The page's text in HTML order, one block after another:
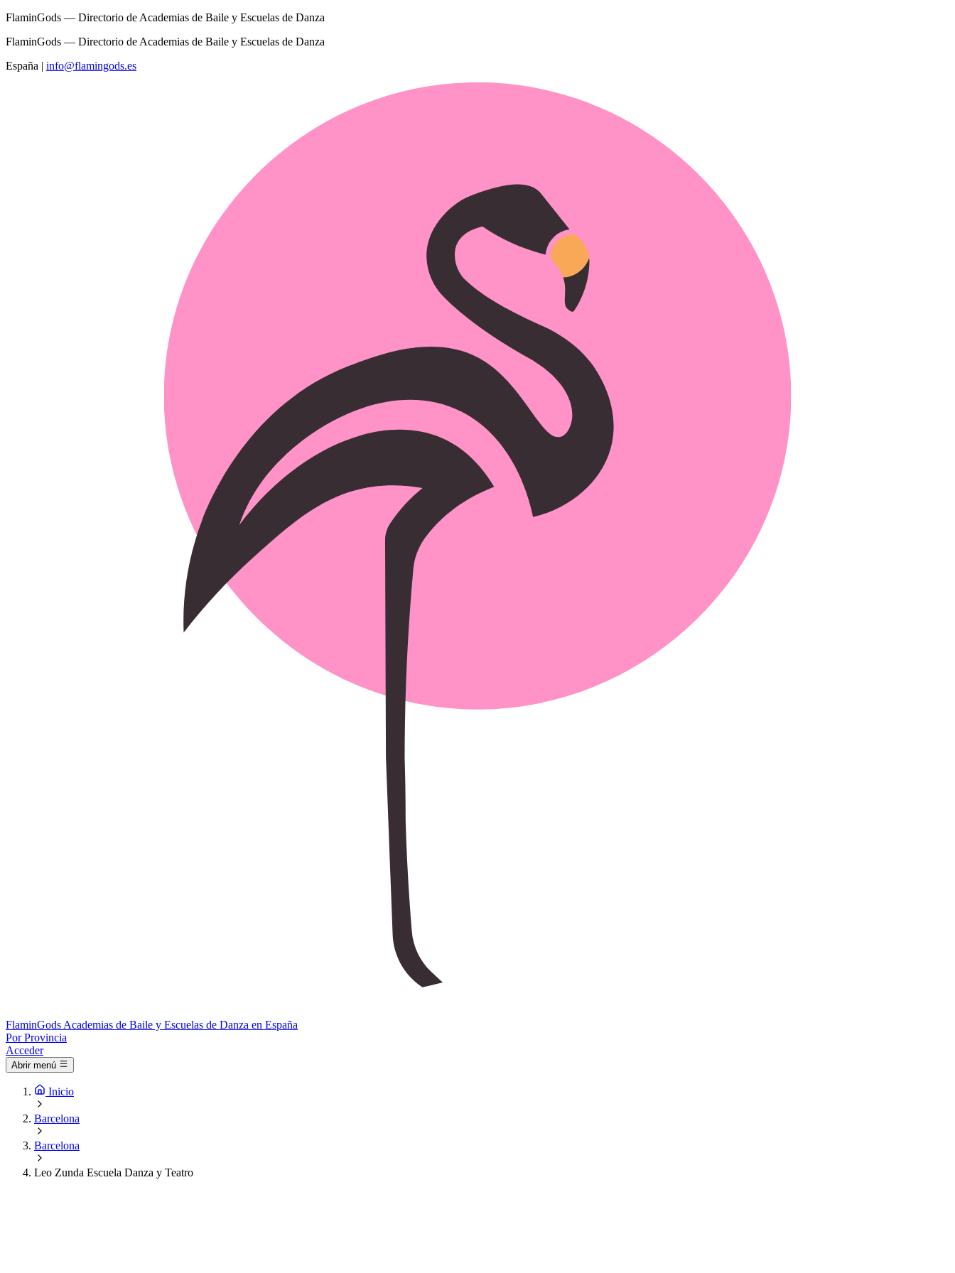
FlaminGods — Directorio de Academias de Baile y Escuelas de Danza
FlaminGods — Directorio de Academias de Baile y Escuelas de Danza
España | info@flamingods.es
FlaminGods Academias de Baile y Escuelas de Danza en España
Por Provincia
Acceder
Abrir menú
Inicio
Barcelona
Barcelona
Leo Zunda Escuela Danza y Teatro